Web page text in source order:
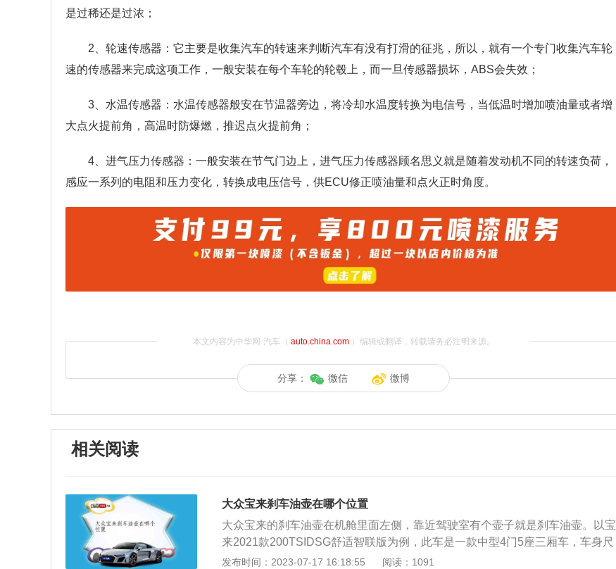
是过稀还是过浓；
2、轮速传感器：它主要是收集汽车的转速来判断汽车有没有打滑的征兆，所以，就有一个专门收集汽车轮
速的传感器来完成这项工作，一般安装在每个车轮的轮毂上，而一旦传感器损坏，ABS会失效；
3、水温传感器：水温传感器般安在节温器旁边，将冷却水温度转换为电信号，当低温时增加喷油量或者增
大点火提前角，高温时防爆燃，推迟点火提前角；
4、进气压力传感器：一般安装在节气门边上，进气压力传感器顾名思义就是随着发动机不同的转速负荷，
感应一系列的电阻和压力变化，转换成电压信号，供ECU修正喷油量和点火正时角度。
本文内容为中华网·汽车（ auto.china.com）编辑或翻译，转载请务必注明来源。
分享： 微信 微博
相关阅读
大众宝来刹车油壶在哪个位置
大众宝来的刹车油壶在机舱里面左侧，靠近驾驶室有个壶子就是刹车油壶。以宝
来2021款200TSIDSG舒适智联版为例，此车是一款中型4门5座三厢车，车身尺
寸长4663毫米、宽1815毫米、高1462毫米、轴距2688毫米。油箱容积50升，整
发布时间：2023-07-17 16:18:55 阅读：1091